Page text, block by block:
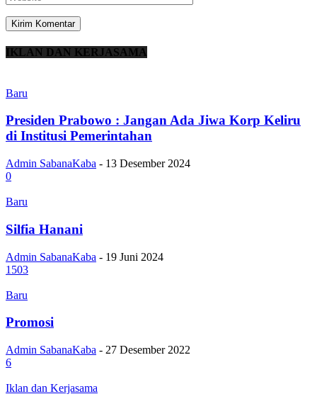
IKLAN DAN KERJASAMA
Baru
Presiden Prabowo : Jangan Ada Jiwa Korp Keliru
di Institusi Pemerintahan
Admin SabanaKaba - 13 Desember 2024
0
Baru
Silfia Hanani
Admin SabanaKaba - 19 Juni 2024
1503
Baru
Promosi
Admin SabanaKaba - 27 Desember 2022
6
Iklan dan Kerjasama